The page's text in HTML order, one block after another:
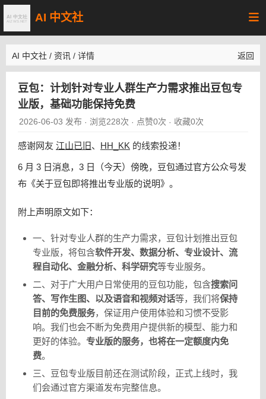
AI 中文社
AI 中文社 / 资讯 / 详情 返回
豆包：计划针对专业人群生产力需求推出豆包专
业版，基础功能保持免费
2026-06-03 发布 · 浏览228次 · 点赞0次 · 收藏0次
感谢网友 江山已旧、 HH_KK 的线索投递！
6 月 3 日消息，3 日（今天）傍晚，豆包通过官方公众号发
布《关于豆包即将推出专业版的说明》。
附上声明原文如下：
一、针对专业人群的生产力需求，豆包计划推出豆包
专业版，将包含软件开发、数据分析、专业设计、流
程自动化、金融分析、科学研究等专业服务。
二、对于广大用户日常使用的豆包功能，包含搜索问
答、写作生图、以及语音和视频对话等，我们将保持
目前的免费服务，保证用户使用体验和习惯不受影
响。我们也会不断为免费用户提供新的模型、能力和
更好的体验。 专业版的服务，也将在一定额度内免
费。
三、豆包专业版目前还在测试阶段，正式上线时，我
们会通过官方渠道发布完整信息。